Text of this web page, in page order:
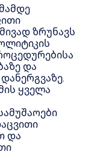
ზრუნავს
და
ყველა
და